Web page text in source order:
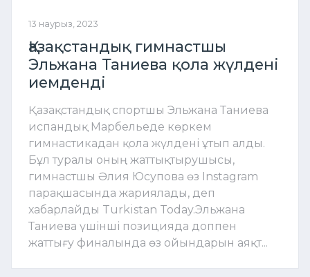
13 наурыз, 2023
Қазақстандық гимнастшы
Эльжана Таниева қола жүлдені
иемденді
Қазақстандық спортшы Эльжана Таниева
испандық Марбельеде көркем
гимнастикадан қола жүлдені ұтып алды.
Бұл туралы оның жаттықтырушысы,
гимнастшы Әлия Юсупова өз Instagram
парақшасында жариялады, деп
хабарлайды Turkistan Today.Эльжана
Таниева үшінші позицияда доппен
жаттығу финалында өз ойындарын аяқт...